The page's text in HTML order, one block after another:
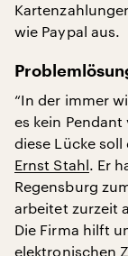
wie Paypal aus.
“In der immer
es kein
diese Lücke soll
Ernst Stahl. Er
Regensburg
arbeitet zurzeit
Die Firma hilft
elektronischen